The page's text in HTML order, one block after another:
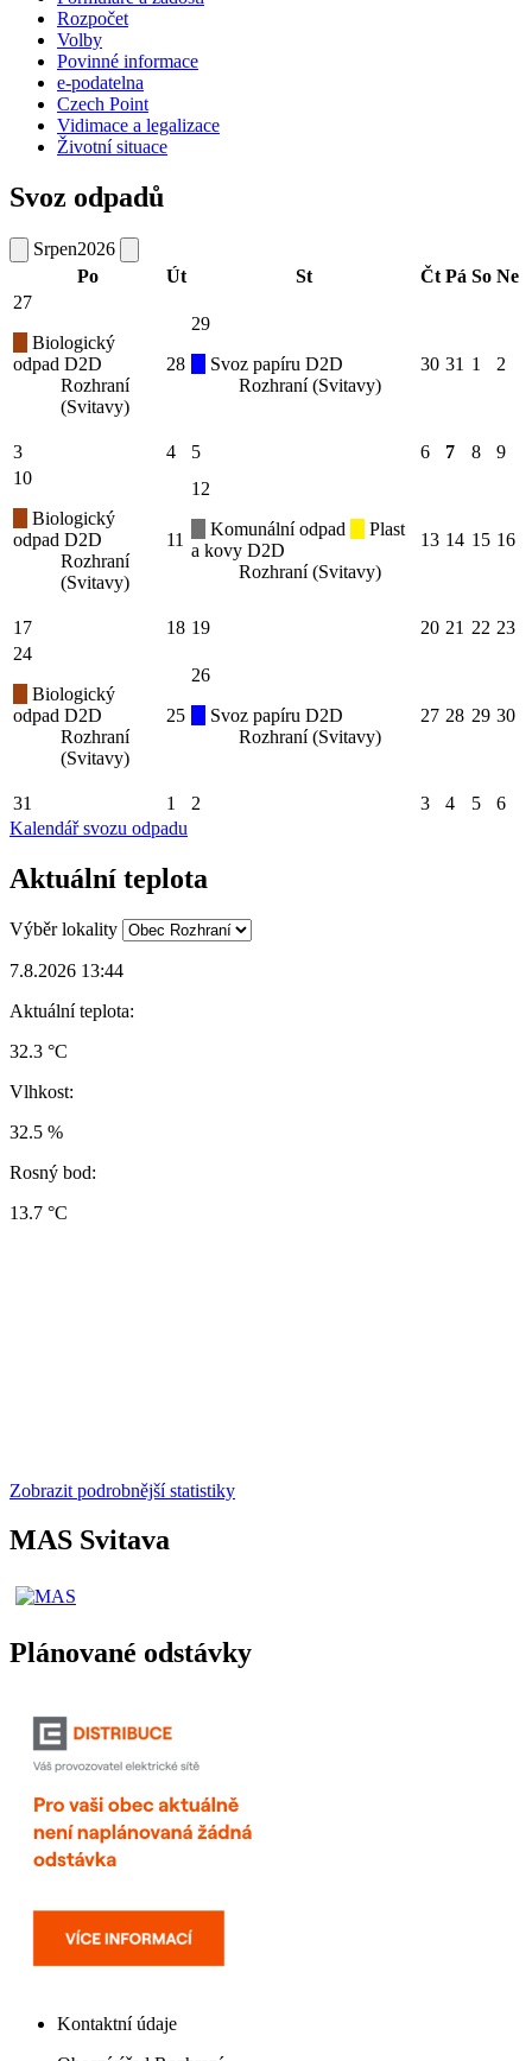
Rozpočet
Volby
Povinné informace
e-podatelna
Czech Point
Vidimace a legalizace
Životní situace
Svoz odpadů
Srpen2026
Po
Út St Čt Pá So Ne
27
Biologický
odpad D2D
Rozhraní
(Svitavy)
28
29
Svoz papíru D2D
Rozhraní (Svitavy)
30 31 1 2
3 4 5 6 7 8
9
10
Biologický
odpad D2D
Rozhraní
(Svitavy)
11
12
Komunální odpad
Plast
a kovy D2D
Rozhraní (Svitavy)
13 14 15 16
17 18 19 20 21 22 23
24
Biologický
odpad D2D
Rozhraní
(Svitavy)
25
26
Svoz papíru D2D
Rozhraní (Svitavy)
27 28 29 30
31 1 2 3 4 5
6
Kalendář svozu odpadu
Aktuální teplota
Výběr lokality
7.8.2026 13:44
Aktuální teplota:
32.3 °C
Vlhkost:
32.5 %
Rosný bod:
13.7 °C
Zobrazit podrobnější statistiky
MAS Svitava
Plánované odstávky
Kontaktní údaje